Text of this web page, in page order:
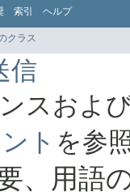
索引 ヘルプ
クラス
信
スおよ
ト を参
、用語